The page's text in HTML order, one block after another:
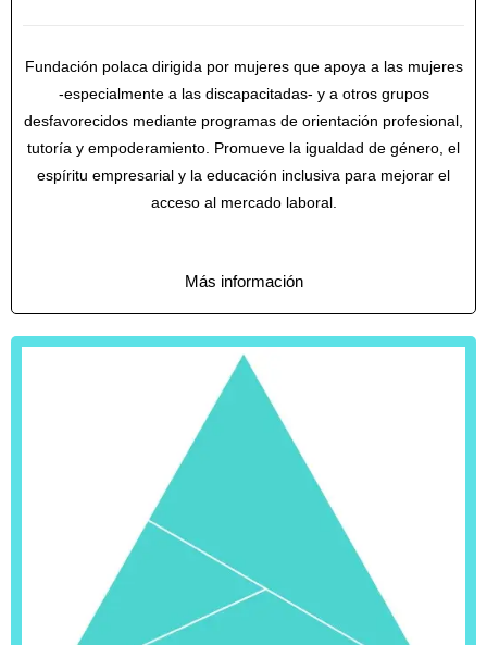
Fundación polaca dirigida por mujeres que apoya a las mujeres
-especialmente a las discapacitadas- y a otros grupos
desfavorecidos mediante programas de orientación profesional,
tutoría y empoderamiento. Promueve la igualdad de género, el
espíritu empresarial y la educación inclusiva para mejorar el
acceso al mercado laboral.
Más información